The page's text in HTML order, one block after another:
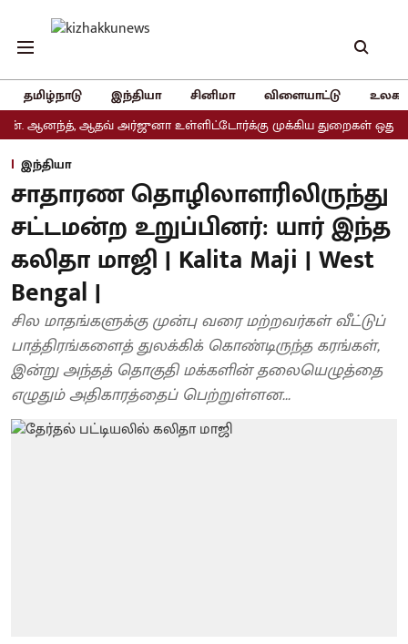
தமிழ்நாடு இந்தியா சினிமா விளையாட்டு
ஆதவ் அர்ஜுனா உள்ளிட்டோர்க்கு முக்கிய துறைகள் ஒதுக்கீடு
இந்தியா
சாதாரண தொழிலாளரிலிருந்து
சட்டமன்ற உறுப்பினர்: யார் இந்த
கலிதா மாஜி | Kalita Maji | West
Bengal |
சில மாதங்களுக்கு முன்பு வரை மற்றவர்கள் வீட்டுப்
பாத்திரங்களைத் துலக்கிக் கொண்டிருந்த கரங்கள்,
இன்று அந்தத் தொகுதி மக்களின் தலையெழுத்தை
எழுதும் அதிகாரத்தைப் பெற்றுள்ளன...